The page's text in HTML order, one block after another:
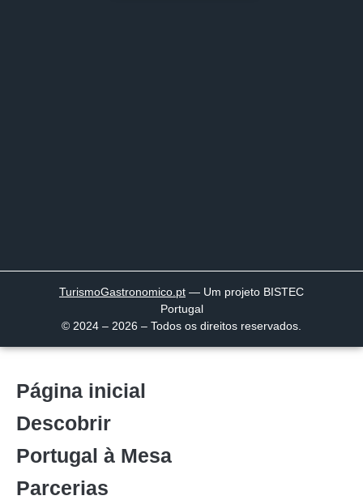
TurismoGastronomico .pt — Um projeto BISTEC
Portugal
© 2024 – 2026 – Todos os direitos reservados.
Página inicial
Descobrir
Portugal à Mesa
Parcerias